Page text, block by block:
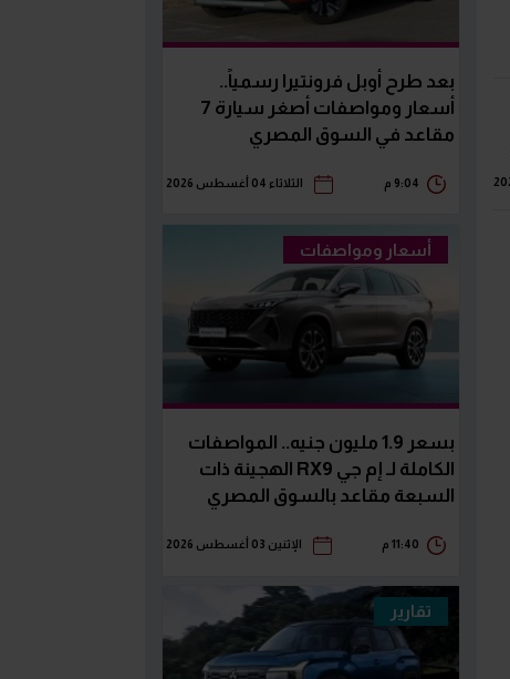
بعد طرح أوبل فرونتيرا رسمياً..
أسعار ومواصفات أصغر سيارة 7
مقاعد في السوق المصري
9:04 م الثلاثاء 04 أغسطس 2026
أسعار ومواصفات
بسعر 1.9 مليون جنيه.. المواصفات
الكاملة لـ إم جي RX9 الهجينة ذات
السبعة مقاعد بالسوق المصري
11:40 م الإثنين 03 أغسطس 2026
تقارير